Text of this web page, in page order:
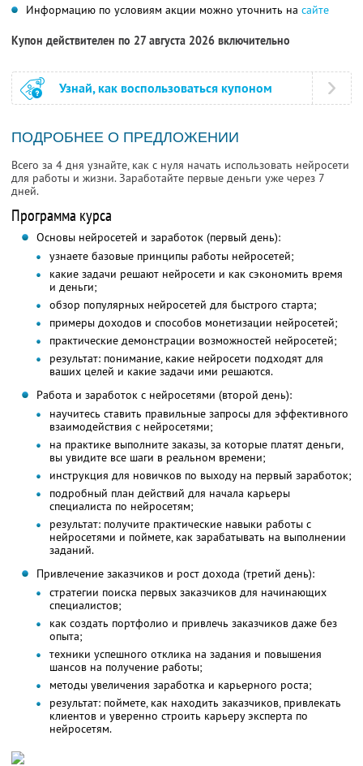
Информацию по условиям акции можно уточнить на сайте
Купон действителен по 27 августа 2026 включительно
Узнай, как воспользоваться купоном
ПОДРОБНЕЕ О ПРЕДЛОЖЕНИИ
Всего за 4 дня узнайте, как с нуля начать использовать нейросети
для работы и жизни. Заработайте первые деньги уже через 7
дней.
Программа курса
Основы нейросетей и заработок (первый день):
узнаете базовые принципы работы нейросетей;
какие задачи решают нейросети и как сэкономить время
и деньги;
обзор популярных нейросетей для быстрого старта;
примеры доходов и способов монетизации нейросетей;
практические демонстрации возможностей нейросетей;
результат: понимание, какие нейросети подходят для
ваших целей и какие задачи ими решаются.
Работа и заработок с нейросетями (второй день):
научитесь ставить правильные запросы для эффективного
взаимодействия с нейросетями;
на практике выполните заказы, за которые платят деньги,
вы увидите все шаги в реальном времени;
инструкция для новичков по выходу на первый заработок;
подробный план действий для начала карьеры
специалиста по нейросетям;
результат: получите практические навыки работы с
нейросетями и поймете, как зарабатывать на выполнении
заданий.
Привлечение заказчиков и рост дохода (третий день):
стратегии поиска первых заказчиков для начинающих
специалистов;
как создать портфолио и привлечь заказчиков даже без
опыта;
техники успешного отклика на задания и повышения
шансов на получение работы;
методы увеличения заработка и карьерного роста;
результат: поймете, как находить заказчиков, привлекать
клиентов и уверенно строить карьеру эксперта по
нейросетям.